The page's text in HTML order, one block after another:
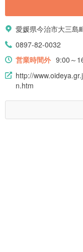
愛媛県今治市大三島
0897-82-0032
営業時間外 9:00～
http://
n.htm